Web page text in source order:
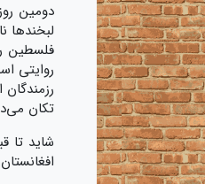
دومین
لبخندها
فلسطین
روایتی
تکان
شاید تا